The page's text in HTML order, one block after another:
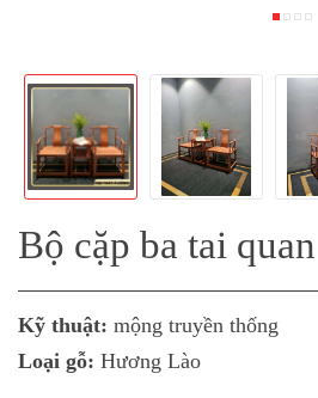
Bộ cặp ba tai
Kỹ thuật: mộng truyền thống
Loại gỗ: Hương Lào